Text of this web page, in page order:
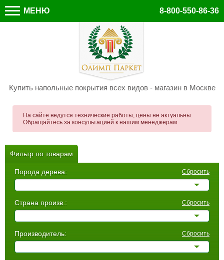
МЕНЮ 8-800-550-86-36
Купить напольные покрытия всех видов - магазин в Москве
На сайте ведутся технические работы, цены не актуальны.
Обращайтесь за консультацией к нашим менеджерам.
Фильтр по товарам
Сбросить
Порода дерева:
Сбросить
Страна произв.:
Сбросить
Производитель: